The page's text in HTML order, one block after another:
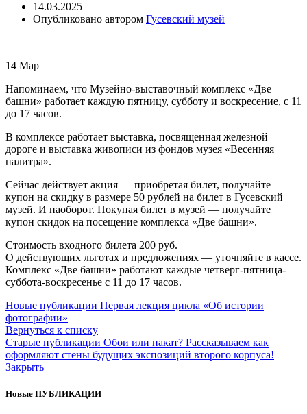
14.03.2025
Опубликовано автором Гусевский музей
14 Мар
Напоминаем, что Музейно-выставочный комплекс «Две
башни» работает каждую пятницу, субботу и воскресение, с 11
до 17 часов.
В комплексе работает выставка, посвященная железной
дороге и выставка живописи из фондов музея «Весенняя
палитра».
Сейчас действует акция — приобретая билет, получайте
купон на скидку в размере 50 рублей на билет в Гусевский
музей. И наоборот. Покупая билет в музей — получайте
купон скидок на посещение комплекса «Две башни».
Стоимость входного билета 200 руб.
О действующих льготах и предложениях — уточняйте в кассе.
Комплекс «Две башни» работают каждые четверг-пятница-
суббота-воскресенье с 11 до 17 часов.
Новые публикации Первая лекция цикла «Об истории
фотографии»
Вернуться к списку
Старые публикации Обои или накат? Рассказываем как
оформляют стены будущих экспозиций второго корпуса!
Закрыть
Новые ПУБЛИКАЦИИ